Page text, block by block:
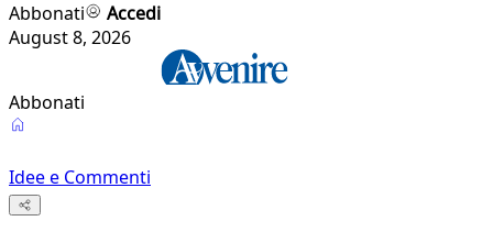
Abbonati
Accedi
August 8, 2026
Abbonati
Idee e Commenti